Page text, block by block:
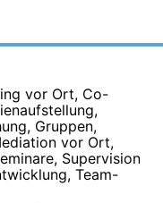
vor Ort, Co-
Gruppen,
vor Ort,
Supervision
Team-